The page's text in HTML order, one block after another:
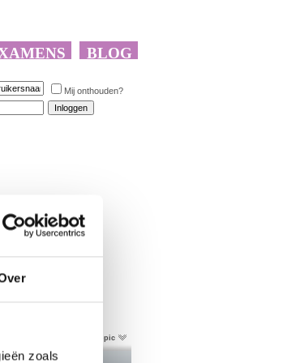
zoals
Mij onthouden?
Zoek in deze topic